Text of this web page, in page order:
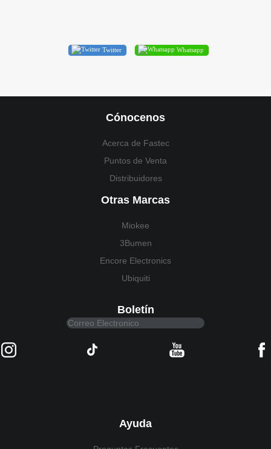
Twitter Whatsapp
Cónocenos
Acerca de Fastec
Puntos de Venta
Distribuidores
Otras Marcas
Miokee
3Bumen
Encore Electronics
Ubiquiti
Boletín
Ayuda